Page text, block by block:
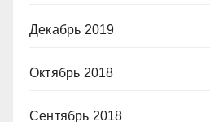
Декабрь 2019
Октябрь 2018
Сентябрь 2018